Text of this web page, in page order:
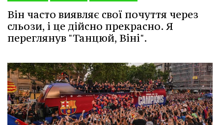
Він часто виявляє свої почуття через
сльози, і це дійсно прекрасно. Я
переглянув "Танцюй, Віні".